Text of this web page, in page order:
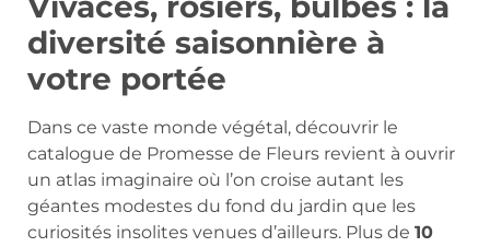
diversité saisonnière à
votre portée
Dans ce vaste monde végétal, découvrir le
catalogue de Promesse de Fleurs revient à ouvrir
un atlas imaginaire où l’on croise autant les
géantes modestes du fond du jardin que les
curiosités insolites venues d’ailleurs. Plus de 10